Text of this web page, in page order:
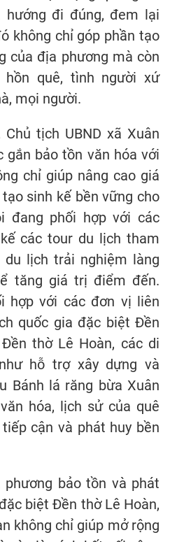
hướng đi đúng, đem lại
không chỉ góp phần tạo
của địa phương mà còn
quê, tình người xứ
mọi người.
Chủ tịch UBND xã Xuân
gắn bảo tồn văn hóa với
chỉ giúp nâng cao giá
sinh kế bền vững cho
đang phối hợp với các
các tour du lịch tham
lịch trải nghiệm làng
tăng giá trị điểm đến.
hợp với các đơn vị liên
quốc gia đặc biệt Đền
thờ Lê Hoàn, các di
hỗ trợ xây dựng và
Bánh lá răng bừa Xuân
hóa, lịch sử của quê
cận và phát huy bền
bảo tồn và phát
biệt Đền thờ Lê Hoàn,
không chỉ giúp mở rộng